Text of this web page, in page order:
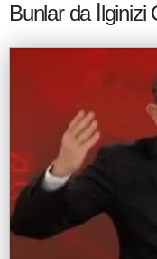
Bunlar da İlginizi